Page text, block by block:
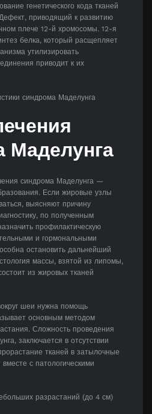
генетического кода тканей
приводящий к развитию
плече 12-й хромосомы. 12-я
белка, который расщепляет
утилизировать
приводит к их
Маделунга
синдрома Маделунга —
Если жировые узлы
выясняют причину
по полученным
профилактическую
и гормональными
остановить дальнейший
массы, взятой из липомы,
из жировых тканей
шеи нужна помощь
основным методом
Сложность проведения
заключается в отсутствии
тканей в затылочные
с патологическими
разрастаний (до 4 см)